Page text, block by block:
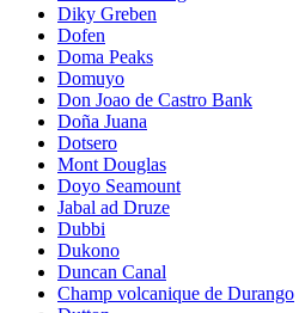
Diky Greben
Dofen
Doma Peaks
Domuyo
Don Joao de Castro Bank
Doña Juana
Dotsero
Mont Douglas
Doyo Seamount
Jabal ad Druze
Dubbi
Dukono
Duncan Canal
Champ volcanique de Durango